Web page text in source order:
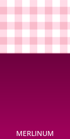
MERLINUM